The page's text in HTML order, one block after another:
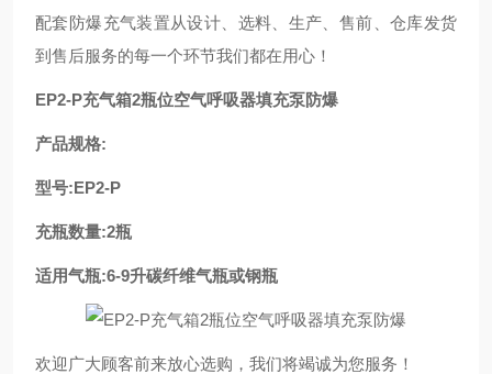
配套防爆充气装置从设计、选料、生产、售前、仓库发货
到售后服务的每一个环节我们都在用心！
EP2-P充气箱2瓶位空气呼吸器填充泵防爆
产品规格:
型号:EP2-P
充瓶数量:2瓶
适用气瓶:6-9升碳纤维气瓶或钢瓶
欢迎广大顾客前来放心选购，我们将竭诚为您服务！